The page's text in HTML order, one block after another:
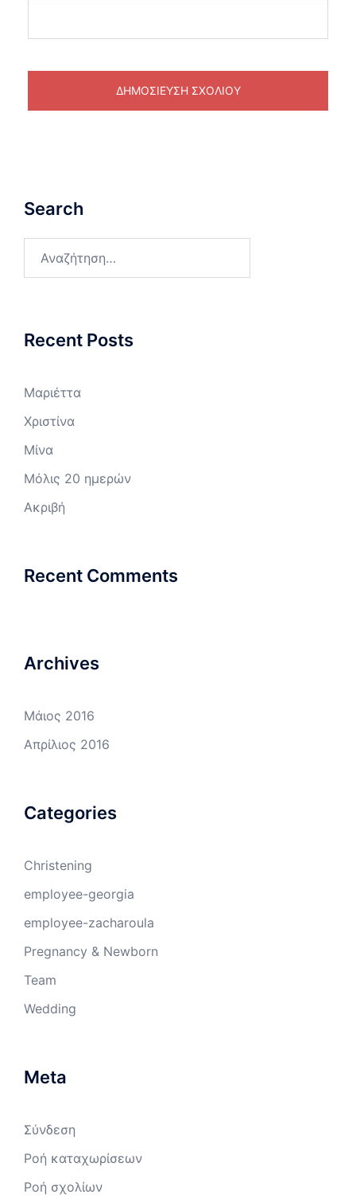
Search
Recent Posts
Μαριέττα
Χριστίνα
Μίνα
Μόλις 20 ημερών
Ακριβή
Recent Comments
Archives
Μάιος 2016
Απρίλιος 2016
Categories
Christening
employee-georgia
employee-zacharoula
Pregnancy & Newborn
Team
Wedding
Meta
Σύνδεση
Ροή καταχωρίσεων
Ροή σχολίων